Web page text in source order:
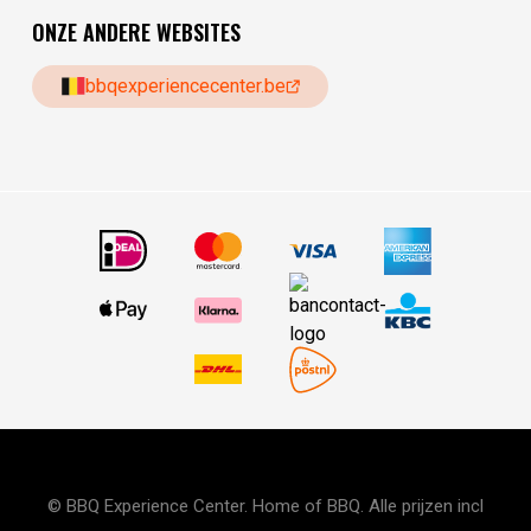
ONZE ANDERE WEBSITES
bbqexperiencecenter.be
© BBQ Experience Center. Home of BBQ. Alle prijzen incl